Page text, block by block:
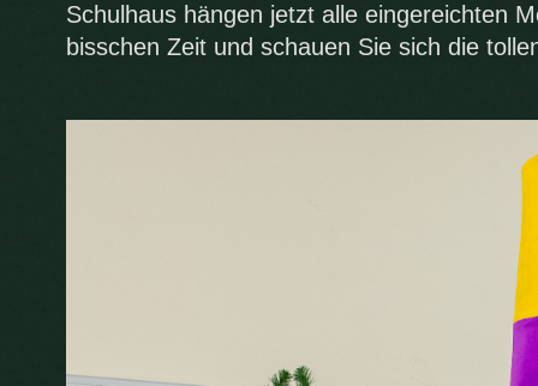
Schulhaus hängen jetzt alle eingereichten
bisschen Zeit und schauen Sie sich die